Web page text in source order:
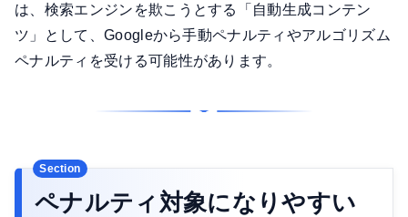
は、検索エンジンを欺こうとする「自動生成コンテン
ツ」として、Googleから手動ペナルティやアルゴリズム
ペナルティを受ける可能性があります。
ペナルティ対象になりやすい